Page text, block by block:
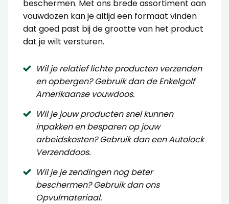
beschermen. Met ons brede assortiment aan
vouwdozen kan je altijd een formaat vinden
dat goed past bij de grootte van het product
dat je wilt versturen.
Wil je relatief lichte producten verzenden
en opbergen? Gebruik dan deEnkelgolf
Amerikaanse vouwdoos.
Wil je jouw producten snel kunnen
inpakken en besparen op jouw
arbeidskosten? Gebruik dan eenAutolock
Verzenddoos.
Wil je je zendingen nog beter
beschermen? Gebruik dan ons
Opvulmateriaal.